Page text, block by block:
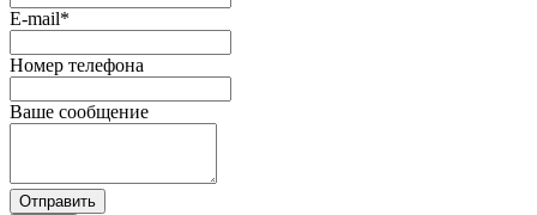
E-mail*
Номер телефона
Ваше сообщение
Отправить